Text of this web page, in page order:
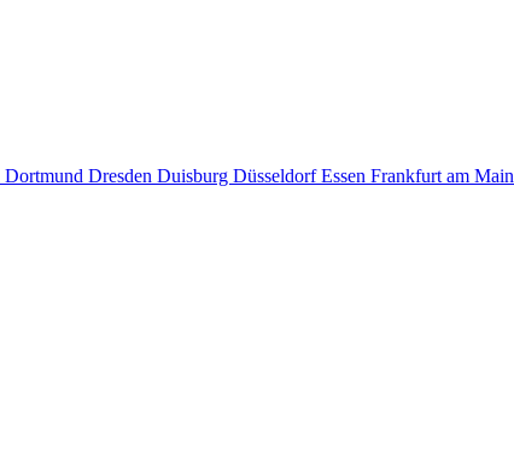
Dortmund Dresden Duisburg DüsseldorfEssen Frankfurt am Main